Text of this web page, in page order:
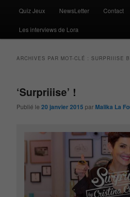
Quiz Jeux NewsLetter Contact
Les interviews de Lora
ARCHIVES PAR MOT-CLÉ : SURPRIIISE
‘Surpriiise’ !
Publié le20 janvier 2015 par Malika La